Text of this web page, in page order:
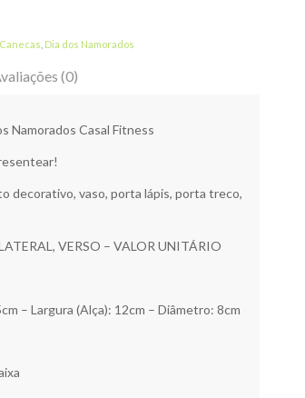
Canecas Dia dos Namorados
(0)
Namorados Casal Fitness
decorativo, vaso, porta lápis, porta treco,
VERSO – VALOR UNITÁRIO
– Largura (Alça): 12cm – Diâmetro: 8cm